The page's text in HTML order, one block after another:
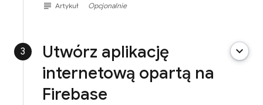
subject Artykuł Opcjonalnie
3
Utwórz aplikację
internetową opartą na
Firebase
keyboard_arrow_down